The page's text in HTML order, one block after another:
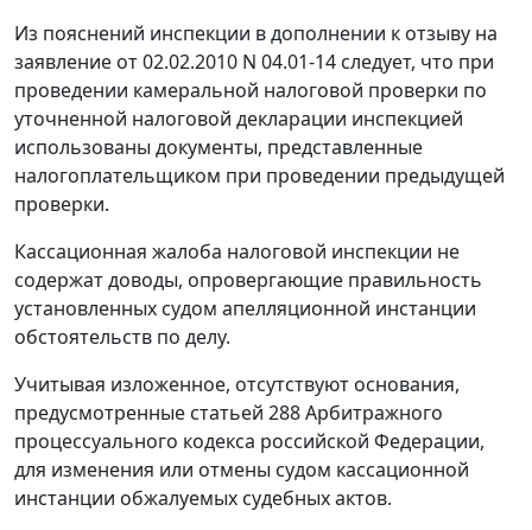
Из пояснений инспекции в дополнении к отзыву на
заявление от 02.02.2010 N 04.01-14 следует, что при
проведении камеральной налоговой проверки по
уточненной налоговой декларации инспекцией
использованы документы, представленные
налогоплательщиком при проведении предыдущей
проверки.
Кассационная жалоба налоговой инспекции не
содержат доводы, опровергающие правильность
установленных судом апелляционной инстанции
обстоятельств по делу.
Учитывая изложенное, отсутствуют основания,
предусмотренные статьей 288Арбитражного
процессуального кодекса российской Федерации,
для изменения или отмены судом кассационной
инстанции обжалуемых судебных актов.